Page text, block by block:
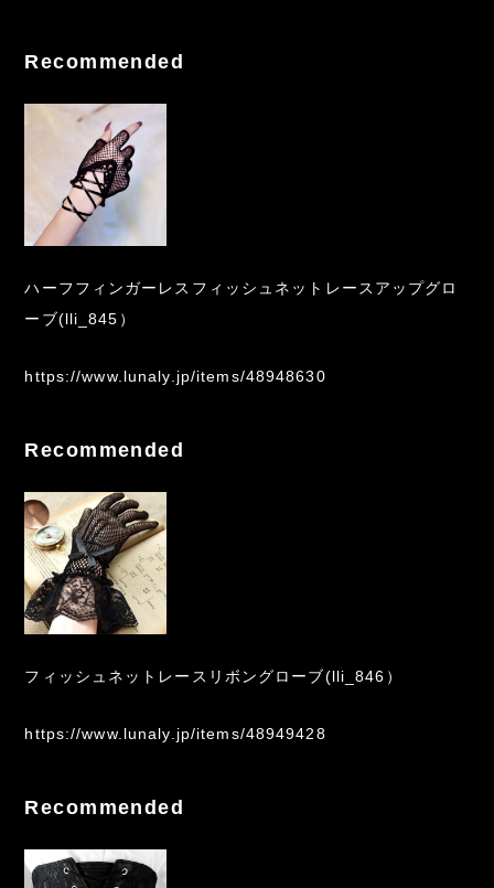
Recommended
ハーフフィンガーレスフィッシュネットレースアップグロ
ーブ(lli_845）
https://www.lunaly.jp/items/48948630
Recommended
フィッシュネットレースリボングローブ(lli_846）
https://www.lunaly.jp/items/48949428
Recommended